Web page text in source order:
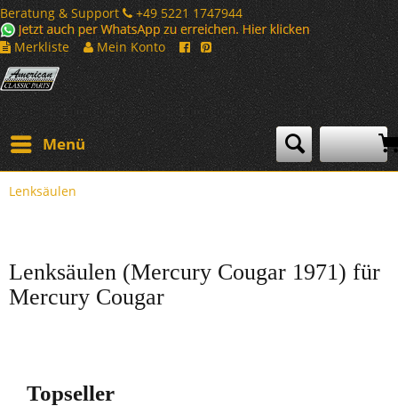
Beratung & Support
+49 5221 1747944
Merkliste
Mein Konto
Menü
Lenksäulen
Lenksäulen (Mercury Cougar 1971) für
Mercury Cougar
Topseller